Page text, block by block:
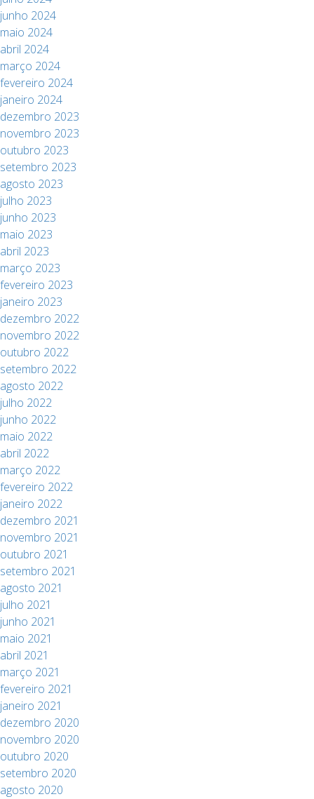
junho 2024
maio 2024
abril 2024
março 2024
fevereiro 2024
janeiro 2024
dezembro 2023
novembro 2023
outubro 2023
setembro 2023
agosto 2023
julho 2023
junho 2023
maio 2023
abril 2023
março 2023
fevereiro 2023
janeiro 2023
dezembro 2022
novembro 2022
outubro 2022
setembro 2022
agosto 2022
julho 2022
junho 2022
maio 2022
abril 2022
março 2022
fevereiro 2022
janeiro 2022
dezembro 2021
novembro 2021
outubro 2021
setembro 2021
agosto 2021
julho 2021
junho 2021
maio 2021
abril 2021
março 2021
fevereiro 2021
janeiro 2021
dezembro 2020
novembro 2020
outubro 2020
setembro 2020
agosto 2020